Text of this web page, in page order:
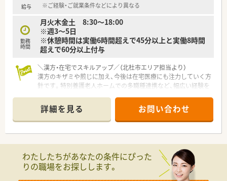
■会社全体で有給休暇の取得を積極的に促進しており、気兼ねな
■夏季休暇や年末年始の長期休暇もしっかりと取得できるため、
ワークライフバランスを重視する方に適しています。
【職場環境と雰囲気】
3名体制で協力しながら業務を進めています。
■事務スタッフも2名配置されているため、薬剤師が調剤や服薬
指導といった本来の業務に専念しやすい環境です。
■定着率が非常に高く、スタッフ同士の仲も良いため、新しく入
職される方もすぐに馴染める温かい雰囲気です。
給与 ※ご経験・ご就業条件などにより異なる
勤務
時間
月火木金土 8:30～18:00
※週3～5日
※休憩時間は実働6時間超えで45分以上と実働8時間
超えで60分以上付与
＼漢方・在宅でスキルアップ／（北杜市エリア担当より）
漢方のキザミや煎じに加え、今後は在宅医療にも注力していく方
針です。特別養護老人ホームでの多職種連携など、幅広い経験を
【店舗情報と応需状況について】
■日野春駅から車で9分ほどの場所に位置し、漢方や内科を中心
に応需している地域密着型の調剤薬局です。
1200品目の幅広い医薬品を取り扱っています。
■漢方のキザミや煎じなどの専門的な調剤も行っており、他では
なかなか得られない貴重な経験を積める環境です。
詳細を見る お問い合わせ
わたしたちがあなたの条件にぴった
りの職場をお探しします。